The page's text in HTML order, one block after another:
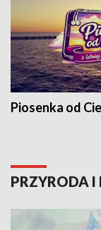
Piosenka od
PRZYRODA